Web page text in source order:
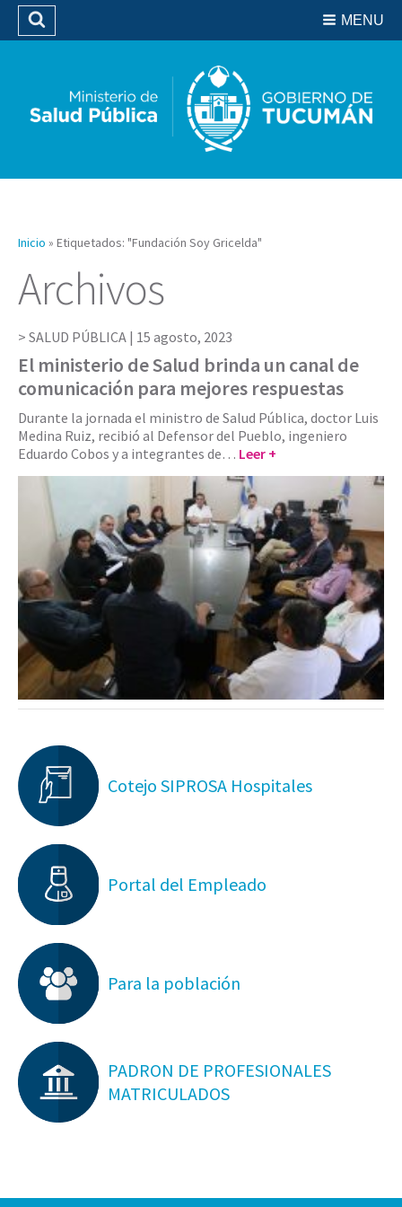
Biblioteca
MENU
Buscar
Inicio » Etiquetados: "Fundación Soy Gricelda"
Archivos
SALUD PÚBLICA | 15 agosto, 2023
El ministerio de Salud brinda un canal de
comunicación para mejores respuestas
Durante la jornada el ministro de Salud Pública, doctor Luis
Medina Ruiz, recibió al Defensor del Pueblo, ingeniero
Eduardo Cobos y a integrantes de… Leer +
Cotejo SIPROSA Hospitales
Portal del Empleado
Para la población
PADRON DE PROFESIONALES
MATRICULADOS